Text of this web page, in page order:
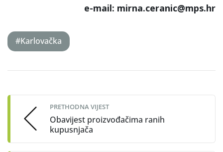
e-mail: mirna.ceranic@mps.hr
#Karlovačka
navigation
PRETHODNA VIJEST
Obavijest proizvođačima ranih
kupusnjača